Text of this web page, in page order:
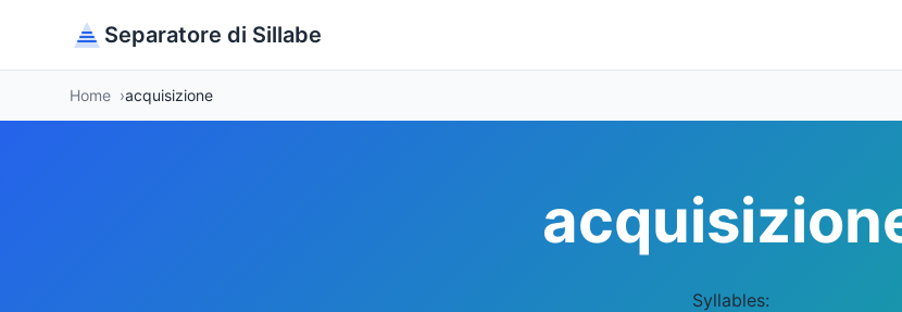
Separatore di Sillabe
Home acquisizione
Syllables: